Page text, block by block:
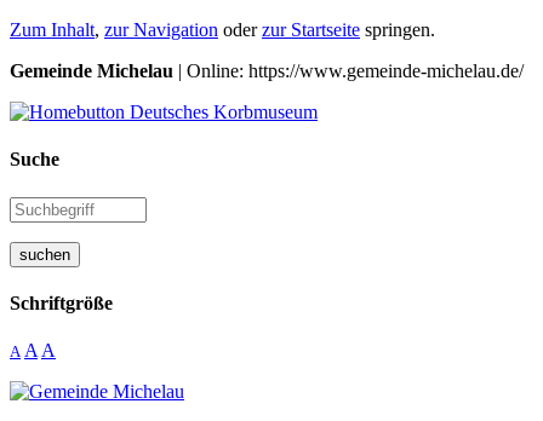
Zum Inhalt, zur Navigation oderzur Startseite springen.
Gemeinde Michelau | Online: https://www.gemeinde-michelau.de/
Suche
suchen
Schriftgröße
A A A